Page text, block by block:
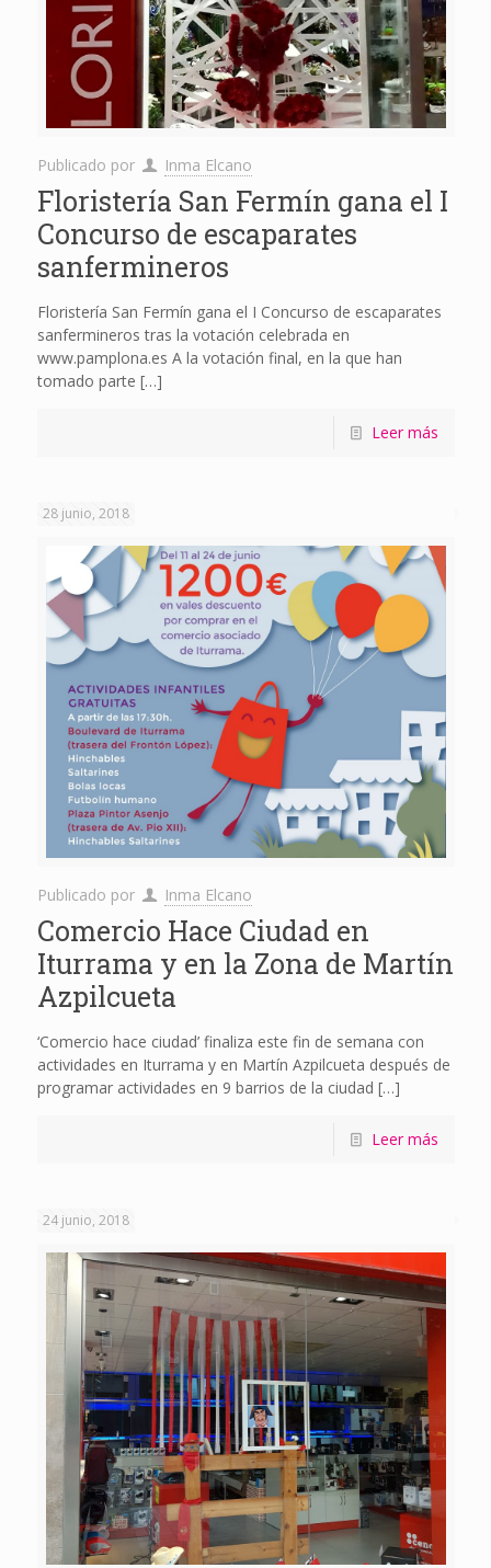
Publicado por Inma Elcano
Floristería San Fermín gana el I
Concurso de escaparates
sanfermineros
Floristería San Fermín gana el I Concurso de escaparates
sanfermineros tras la votación celebrada en
www.pamplona.es A la votación final, en la que han
tomado parte […]
Leer más
28 junio, 2018
Publicado por Inma Elcano
Comercio Hace Ciudad en
Iturrama y en la Zona de Martín
Azpilcueta
‘Comercio hace ciudad’ finaliza este fin de semana con
actividades en Iturrama y en Martín Azpilcueta después de
programar actividades en 9 barrios de la ciudad […]
Leer más
24 junio, 2018